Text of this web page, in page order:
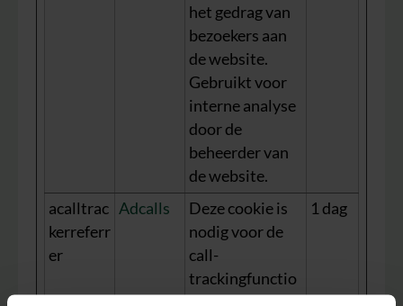
het gedrag van
bezoekers aan
de website.
Gebruikt voor
interne analyse
door de
beheerder van
de website.
acalltrac
kerreferr
er
Adcalls
Deze cookie is
nodig voor de
call-
trackingfunctio
1 dag